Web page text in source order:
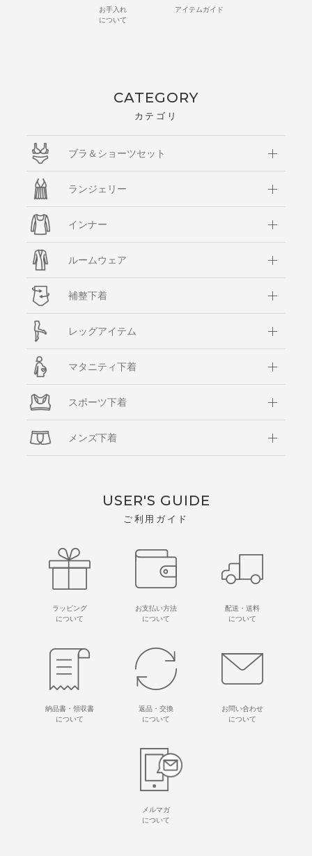
お手入れ
について
アイテムガイド
CATEGORY
カテゴリ
ブラ＆ショーツセット
ランジェリー
インナー
ルームウェア
補整下着
レッグアイテム
マタニティ下着
スポーツ下着
メンズ下着
USER'S GUIDE
ご利用ガイド
ラッピング
について
お支払い方法
について
配送・送料
について
納品書・領収書
について
返品・交換
について
お問い合わせ
について
メルマガ
について